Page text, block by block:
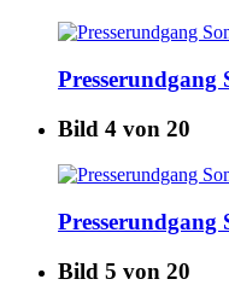
Presserundgang
Bild 4 von 20
Presserundgang
Bild 5 von 20